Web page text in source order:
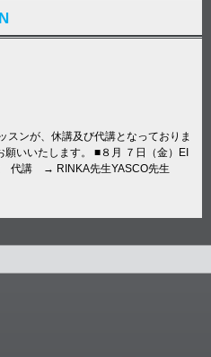
6(月) 全クラス休講 Dance School E-
ID: e-nstudio6534 #ens…
スンが、休講及び代講となっておりま
いいたします。 ■８月 ７日（金）EI
代講 → RINKA先生YASCO先生